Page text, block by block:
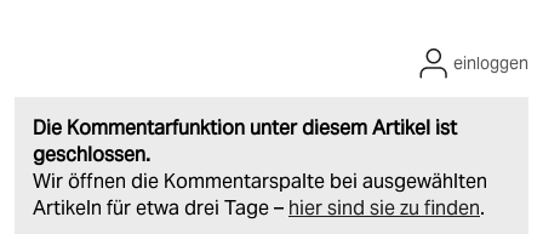
Die Kommentarfunktion unter diesem Artikel ist
geschlossen.
Wir öffnen die Kommentarspalte bei ausgewählten
Artikeln für etwa drei Tage – hier sind sie zu finden.
einloggen